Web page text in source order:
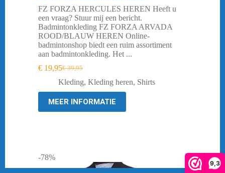
9,3
FZ FORZA HERCULES HEREN Heeft u
een vraag? Stuur mij een bericht.
Badmintonkleding FZ FORZA ARVADA
ROOD/BLAUW HEREN Online-
badmintonshop biedt een ruim assortiment
aan badmintonkleding. Het ...
€39,95
Oorspronkelijke
prijs
was:
€ 39,95.
€ 19,95Huidige
prijs
is:
€ 19,95.
Kleding, Kleding heren, Shirts
MEER INFORMATIE
-78%